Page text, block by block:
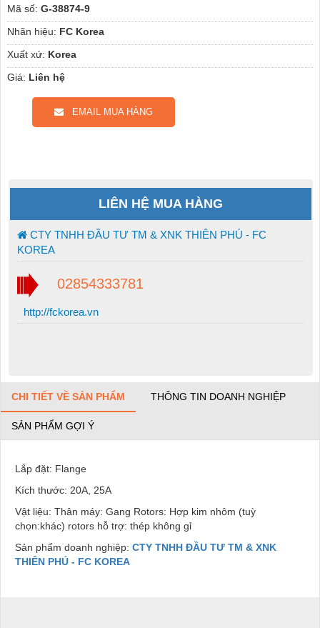
Mã số: G-38874-9
Nhãn hiệu: FC Korea
Xuất xứ: Korea
Giá: Liên hệ
EMAIL MUA HÀNG
LIÊN HỆ MUA HÀNG
CTY TNHH ĐẦU TƯ TM & XNK THIÊN PHÚ - FC
KOREA
02854333781
http://fckorea.vn
CHI TIẾT VỀ SẢN PHẨM THÔNG TIN DOANH NGHIỆP
SẢN PHẨM GỢI Ý
Lắp đặt: Flange
Kích thước: 20A, 25A
Vật liệu: Thân máy: Gang Rotors: Hợp kim nhôm (tuỳ
chọn:khác) rotors hỗ trợ: thép không gỉ
Sản phẩm doanh nghiệp: CTY TNHH ĐẦU TƯ TM & XNK
THIÊN PHÚ - FC KOREA